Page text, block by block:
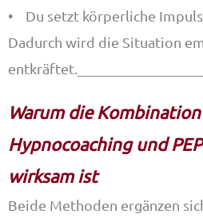
• Du setzt körperliche
Dadurch wird die Situation
Warum die Kombination
Hypnocoaching und
wirksam ist
Beide Methoden ergänzen